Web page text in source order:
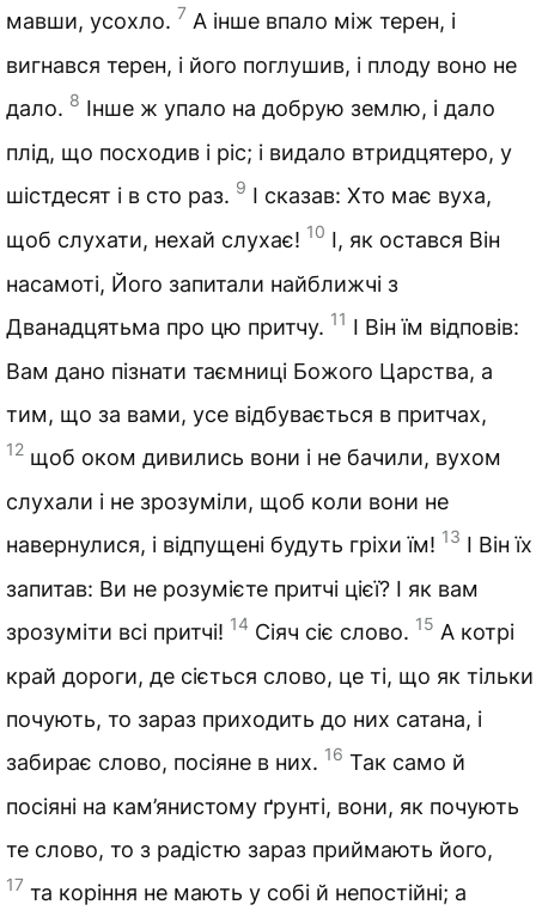
мавши, усохло. 7 А інше впало між терен, і
вигнався терен, і його поглушив, і плоду воно не
дало. 8 Інше ж упало на добрую землю, і дало
плід, що посходив і ріс; і видало втридцятеро, у
шістдесят і в сто раз. 9 І сказав: Хто має вуха,
щоб слухати, нехай слухає! 10 І, як остався Він
насамоті, Його запитали найближчі з
Дванадцятьма про цю притчу. 11 І Він їм відповів:
Вам дано пізнати таємниці Божого Царства, а
тим, що за вами, усе відбувається в притчах,
12 щоб оком дивились вони і не бачили, вухом
слухали і не зрозуміли, щоб коли вони не
навернулися, і відпущені будуть гріхи їм! 13 І Він їх
запитав: Ви не розумієте притчі цієї? І як вам
зрозуміти всі притчі! 14 Сіяч сіє слово. 15 А котрі
край дороги, де сіється слово, це ті, що як тільки
почують, то зараз приходить до них сатана, і
забирає слово, посіяне в них. 16 Так само й
посіяні на кам’янистому ґрунті, вони, як почують
те слово, то з радістю зараз приймають його,
17 та коріння не мають у собі й непостійні; а